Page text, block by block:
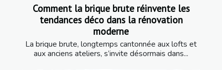
Comment la brique brute réinvente les
tendances déco dans la rénovation
moderne
La brique brute, longtemps cantonnée aux lofts et
aux anciens ateliers, s’invite désormais dans...